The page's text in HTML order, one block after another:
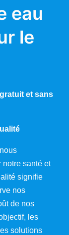
eau
le
et sans
santé et
signifie
nos
de nos
les
solutions